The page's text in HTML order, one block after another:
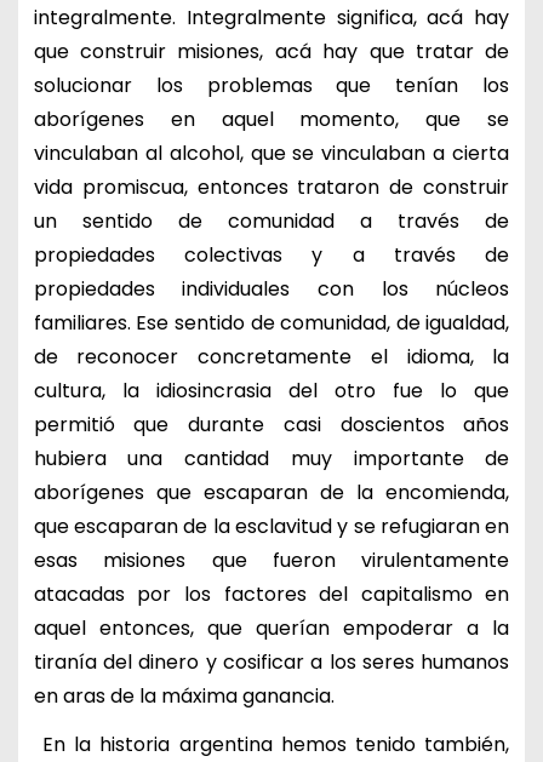
integralmente. Integralmente significa, acá hay
que construir misiones, acá hay que tratar de
solucionar los problemas que tenían los
aborígenes en aquel momento, que se
vinculaban al alcohol, que se vinculaban a cierta
vida promiscua, entonces trataron de construir
un sentido de comunidad a través de
propiedades colectivas y a través de
propiedades individuales con los núcleos
familiares. Ese sentido de comunidad, de igualdad,
de reconocer concretamente el idioma, la
cultura, la idiosincrasia del otro fue lo que
permitió que durante casi doscientos años
hubiera una cantidad muy importante de
aborígenes que escaparan de la encomienda,
que escaparan de la esclavitud y se refugiaran en
esas misiones que fueron virulentamente
atacadas por los factores del capitalismo en
aquel entonces, que querían empoderar a la
tiranía del dinero y cosificar a los seres humanos
en aras de la máxima ganancia.
En la historia argentina hemos tenido también,